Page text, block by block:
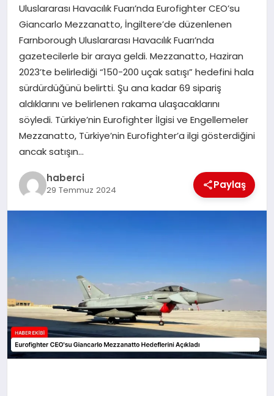
SAĞLIK
TEKNOLOJI
YAŞAM
Uluslararası Havacılık Fuarı’nda Eurofighter CEO’su
Giancarlo Mezzanatto, İngiltere’de düzenlenen
Farnborough Uluslararası Havacılık Fuarı’nda
gazetecilerle bir araya geldi. Mezzanatto, Haziran
2023’te belirlediği “150-200 uçak satışı” hedefini hala
sürdürdüğünü belirtti. Şu ana kadar 69 sipariş
aldıklarını ve belirlenen rakama ulaşacaklarını
söyledi. Türkiye’nin Eurofighter İlgisi ve Engellemeler
Mezzanatto, Türkiye’nin Eurofighter’a ilgi gösterdiğini
ancak satışın…
haberci
29 Temmuz 2024 Paylaş